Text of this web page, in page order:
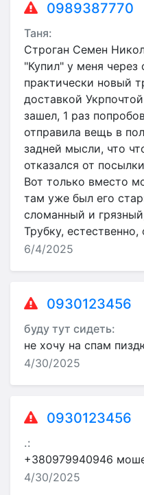
0989387770
Таня:
Строган Семен
"Купил" у меня через
практически новый
доставкой
зашел, 1 раз
отправила вещь в
задней мысли, что
отказался от
Вот только вместо
там уже был его
сломанный и
Трубку,
6/4/2025
0930123456
буду тут сидеть:
не хочу на спам
4/30/2025
0930123456
.:
+380979940946
4/30/2025